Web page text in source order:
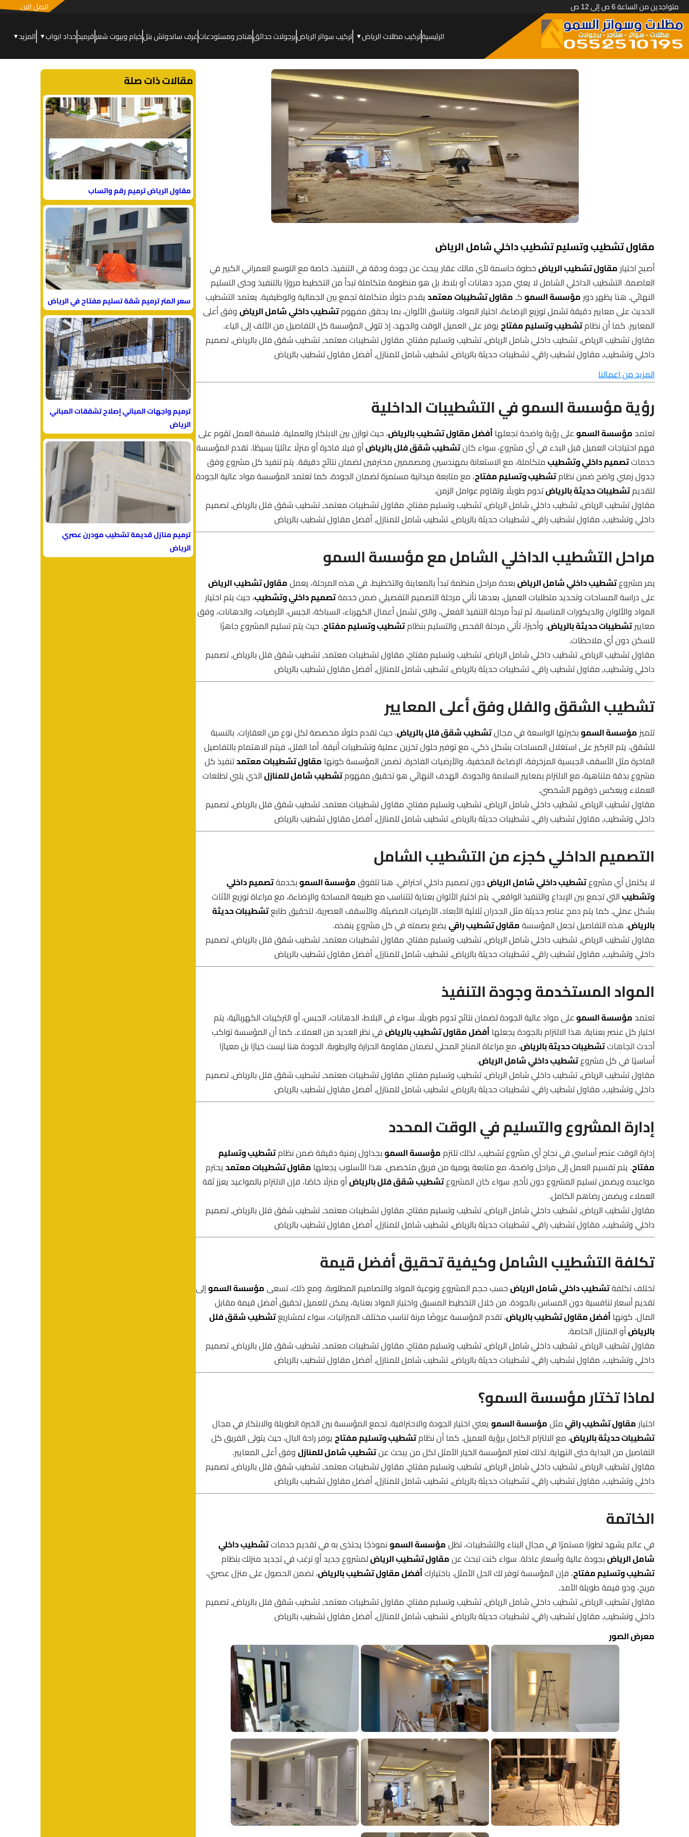
متواجدين من الساعة 6 ص إلى 12 ص اتصل الان
الرئيسيةتركيب مظلات الرياض▼ تركيب سواتر الرياضبرجولات حدائقهناجر ومستودعاتغرف ساندوتش بنلخيام وبيوت شعرقرميدحداد ابواب▼ المزيد▼
مقاول تشطيب وتسليم تشطيب داخلي شامل الرياض
أصبح اختيارمقاول تشطيب الرياضخطوة حاسمة لأي مالك عقار يبحث عن جودة ودقة في التنفيذ، خاصة مع التوسع العمراني الكبير في
العاصمة. التشطيب الداخلي الشامل لا يعني مجرد دهانات أو بلاط، بل هو منظومة متكاملة تبدأ من التخطيط مرورًا بالتنفيذ وحتى التسليم
النهائي. هنا يظهر دورمؤسسة السموكـمقاول تشطيبات معتمديقدم حلولًا متكاملة تجمع بين الجمالية والوظيفية. يعتمد التشطيب
الحديث على معايير دقيقة تشمل توزيع الإضاءة، اختيار المواد، وتناسق الألوان، بما يحقق مفهومتشطيب داخلي شامل الرياضوفق أعلى
المعايير. كما أن نظامتشطيب وتسليم مفتاحيوفر على العميل الوقت والجهد، إذ تتولى المؤسسة كل التفاصيل من الألف إلى الياء.
مقاول تشطيب الرياض, تشطيب داخلي شامل الرياض, تشطيب وتسليم مفتاح, مقاول تشطيبات معتمد, تشطيب شقق فلل بالرياض, تصميم
داخلي وتشطيب, مقاول تشطيب راقي, تشطيبات حديثة بالرياض, تشطيب شامل للمنازل, أفضل مقاول تشطيب بالرياض
المزيد من اعمالنا
رؤية مؤسسة السمو في التشطيبات الداخلية
تعتمدمؤسسة السموعلى رؤية واضحة تجعلهاأفضل مقاول تشطيب بالرياض، حيث توازن بين الابتكار والعملية. فلسفة العمل تقوم على
فهم احتياجات العميل قبل البدء في أي مشروع، سواء كانتشطيب شقق فلل بالرياضأو فيلا فاخرة أو منزلًا عائليًا بسيطًا. تقدم المؤسسة
خدماتتصميم داخلي وتشطيبمتكاملة، مع الاستعانة بمهندسين ومصممين محترفين لضمان نتائج دقيقة. يتم تنفيذ كل مشروع وفق
جدول زمني واضح ضمن نظامتشطيب وتسليم مفتاح، مع متابعة ميدانية مستمرة لضمان الجودة. كما تعتمد المؤسسة مواد عالية الجودة
لتقديمتشطيبات حديثة بالرياضتدوم طويلًا وتقاوم عوامل الزمن.
مقاول تشطيب الرياض, تشطيب داخلي شامل الرياض, تشطيب وتسليم مفتاح, مقاول تشطيبات معتمد, تشطيب شقق فلل بالرياض, تصميم
داخلي وتشطيب, مقاول تشطيب راقي, تشطيبات حديثة بالرياض, تشطيب شامل للمنازل, أفضل مقاول تشطيب بالرياض
مراحل التشطيب الداخلي الشامل مع مؤسسة السمو
يمر مشروعتشطيب داخلي شامل الرياضبعدة مراحل منظمة تبدأ بالمعاينة والتخطيط. في هذه المرحلة، يعملمقاول تشطيب الرياض
على دراسة المساحات وتحديد متطلبات العميل. بعدها تأتي مرحلة التصميم التفصيلي ضمن خدمةتصميم داخلي وتشطيب، حيث يتم اختيار
المواد والألوان والديكورات المناسبة. ثم تبدأ مرحلة التنفيذ الفعلي، والتي تشمل أعمال الكهرباء، السباكة، الجبس، الأرضيات، والدهانات، وفق
معاييرتشطيبات حديثة بالرياض. وأخيرًا، تأتي مرحلة الفحص والتسليم بنظامتشطيب وتسليم مفتاح، حيث يتم تسليم المشروع جاهزًا
للسكن دون أي ملاحظات.
مقاول تشطيب الرياض, تشطيب داخلي شامل الرياض, تشطيب وتسليم مفتاح, مقاول تشطيبات معتمد, تشطيب شقق فلل بالرياض, تصميم
داخلي وتشطيب, مقاول تشطيب راقي, تشطيبات حديثة بالرياض, تشطيب شامل للمنازل, أفضل مقاول تشطيب بالرياض
تشطيب الشقق والفلل وفق أعلى المعايير
تتميزمؤسسة السموبخبرتها الواسعة في مجالتشطيب شقق فلل بالرياض، حيث تقدم حلولًا مخصصة لكل نوع من العقارات. بالنسبة
للشقق، يتم التركيز على استغلال المساحات بشكل ذكي، مع توفير حلول تخزين عملية وتشطيبات أنيقة. أما الفلل، فيتم الاهتمام بالتفاصيل
الفاخرة مثل الأسقف الجبسية المزخرفة، الإضاءة المخفية، والأرضيات الفاخرة. تضمن المؤسسة كونها مقاول تشطيبات معتمدتنفيذ كل
مشروع بدقة متناهية، مع الالتزام بمعايير السلامة والجودة. الهدف النهائي هو تحقيق مفهومتشطيب شامل للمنازلالذي يلبي تطلعات
العملاء ويعكس ذوقهم الشخصي.
مقاول تشطيب الرياض, تشطيب داخلي شامل الرياض, تشطيب وتسليم مفتاح, مقاول تشطيبات معتمد, تشطيب شقق فلل بالرياض, تصميم
داخلي وتشطيب, مقاول تشطيب راقي, تشطيبات حديثة بالرياض, تشطيب شامل للمنازل, أفضل مقاول تشطيب بالرياض
التصميم الداخلي كجزء من التشطيب الشامل
لا يكتمل أي مشروعتشطيب داخلي شامل الرياضدون تصميم داخلي احترافي. هنا تتفوقمؤسسة السموبخدمةتصميم داخلي
وتشطيبالتي تجمع بين الإبداع والتنفيذ الواقعي. يتم اختيار الألوان بعناية لتتناسب مع طبيعة المساحة والإضاءة، مع مراعاة توزيع الأثاث
بشكل عملي. كما يتم دمج عناصر حديثة مثل الجدران ثلاثية الأبعاد، الأرضيات المضيئة، والأسقف العصرية، لتحقيق طابعتشطيبات حديثة
بالرياض. هذه التفاصيل تجعل المؤسسةمقاول تشطيب راقييضع بصمته في كل مشروع ينفذه.
مقاول تشطيب الرياض, تشطيب داخلي شامل الرياض, تشطيب وتسليم مفتاح, مقاول تشطيبات معتمد, تشطيب شقق فلل بالرياض, تصميم
داخلي وتشطيب, مقاول تشطيب راقي, تشطيبات حديثة بالرياض, تشطيب شامل للمنازل, أفضل مقاول تشطيب بالرياض
المواد المستخدمة وجودة التنفيذ
تعتمدمؤسسة السموعلى مواد عالية الجودة لضمان نتائج تدوم طويلًا. سواء في البلاط، الدهانات، الجبس، أو التركيبات الكهربائية، يتم
اختيار كل عنصر بعناية. هذا الالتزام بالجودة يجعلهاأفضل مقاول تشطيب بالرياضفي نظر العديد من العملاء. كما أن المؤسسة تواكب
أحدث اتجاهاتتشطيبات حديثة بالرياض، مع مراعاة المناخ المحلي لضمان مقاومة الحرارة والرطوبة. الجودة هنا ليست خيارًا بل معيارًا
أساسيًا في كل مشروعتشطيب داخلي شامل الرياض.
مقاول تشطيب الرياض, تشطيب داخلي شامل الرياض, تشطيب وتسليم مفتاح, مقاول تشطيبات معتمد, تشطيب شقق فلل بالرياض, تصميم
داخلي وتشطيب, مقاول تشطيب راقي, تشطيبات حديثة بالرياض, تشطيب شامل للمنازل, أفضل مقاول تشطيب بالرياض
إدارة المشروع والتسليم في الوقت المحدد
إدارة الوقت عنصر أساسي في نجاح أي مشروع تشطيب. لذلك تلتزممؤسسة السموبجداول زمنية دقيقة ضمن نظامتشطيب وتسليم
مفتاح. يتم تقسيم العمل إلى مراحل واضحة، مع متابعة يومية من فريق متخصص. هذا الأسلوب يجعلها مقاول تشطيبات معتمديحترم
مواعيده ويضمن تسليم المشروع دون تأخير. سواء كان المشروعتشطيب شقق فلل بالرياضأو منزلًا خاصًا، فإن الالتزام بالمواعيد يعزز ثقة
العملاء ويضمن رضاهم الكامل.
مقاول تشطيب الرياض, تشطيب داخلي شامل الرياض, تشطيب وتسليم مفتاح, مقاول تشطيبات معتمد, تشطيب شقق فلل بالرياض, تصميم
داخلي وتشطيب, مقاول تشطيب راقي, تشطيبات حديثة بالرياض, تشطيب شامل للمنازل, أفضل مقاول تشطيب بالرياض
تكلفة التشطيب الشامل وكيفية تحقيق أفضل قيمة
تختلف تكلفةتشطيب داخلي شامل الرياضحسب حجم المشروع ونوعية المواد والتصاميم المطلوبة. ومع ذلك، تسعىمؤسسة السموإلى
تقديم أسعار تنافسية دون المساس بالجودة. من خلال التخطيط المسبق واختيار المواد بعناية، يمكن للعميل تحقيق أفضل قيمة مقابل
المال. كونهاأفضل مقاول تشطيب بالرياض، تقدم المؤسسة عروضًا مرنة تناسب مختلف الميزانيات، سواء لمشاريعتشطيب شقق فلل
بالرياضأو المنازل الخاصة.
مقاول تشطيب الرياض, تشطيب داخلي شامل الرياض, تشطيب وتسليم مفتاح, مقاول تشطيبات معتمد, تشطيب شقق فلل بالرياض, تصميم
داخلي وتشطيب, مقاول تشطيب راقي, تشطيبات حديثة بالرياض, تشطيب شامل للمنازل, أفضل مقاول تشطيب بالرياض
لماذا تختار مؤسسة السمو؟
اختيارمقاول تشطيب راقيمثلمؤسسة السمويعني اختيار الجودة والاحترافية. تجمع المؤسسة بين الخبرة الطويلة والابتكار في مجال
تشطيبات حديثة بالرياض، مع الالتزام الكامل برؤية العميل. كما أن نظامتشطيب وتسليم مفتاحيوفر راحة البال، حيث يتولى الفريق كل
التفاصيل من البداية حتى النهاية. لذلك تعتبر المؤسسة الخيار الأمثل لكل من يبحث عنتشطيب شامل للمنازلوفق أعلى المعايير.
مقاول تشطيب الرياض, تشطيب داخلي شامل الرياض, تشطيب وتسليم مفتاح, مقاول تشطيبات معتمد, تشطيب شقق فلل بالرياض, تصميم
داخلي وتشطيب, مقاول تشطيب راقي, تشطيبات حديثة بالرياض, تشطيب شامل للمنازل, أفضل مقاول تشطيب بالرياض
الخاتمة
في عالم يشهد تطورًا مستمرًا في مجال البناء والتشطيبات، تظلمؤسسة السمونموذجًا يحتذى به في تقديم خدماتتشطيب داخلي
شامل الرياضبجودة عالية وأسعار عادلة. سواء كنت تبحث عنمقاول تشطيب الرياضلمشروع جديد أو ترغب في تجديد منزلك بنظام
تشطيب وتسليم مفتاح، فإن المؤسسة توفر لك الحل الأمثل. باختياركأفضل مقاول تشطيب بالرياض، تضمن الحصول على منزل عصري،
مريح، وذو قيمة طويلة الأمد.
مقاول تشطيب الرياض, تشطيب داخلي شامل الرياض, تشطيب وتسليم مفتاح, مقاول تشطيبات معتمد, تشطيب شقق فلل بالرياض, تصميم
داخلي وتشطيب, مقاول تشطيب راقي, تشطيبات حديثة بالرياض, تشطيب شامل للمنازل, أفضل مقاول تشطيب بالرياض
معرض الصور
مقالات ذات صلة
مقاول الرياض ترميم رقم واتساب
سعر المتر ترميم شقة تسليم مفتاح في الرياض
ترميم واجهات المباني إصلاح تشققات المباني
الرياض
ترميم منازل قديمة تشطيب مودرن عصري
الرياض